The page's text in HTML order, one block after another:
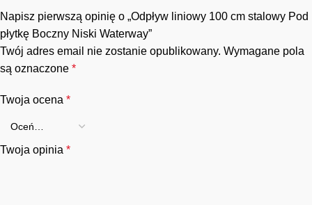
Napisz pierwszą opinię o „Odpływ liniowy 100 cm stalowy Pod
płytkę Boczny Niski Waterway”
Twój adres email nie zostanie opublikowany. Wymagane pola
są oznaczone *
Twoja ocena *
Twoja opinia *